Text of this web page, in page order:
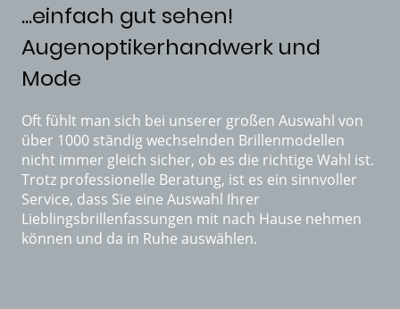
...einfach gut sehen!
Augenoptikerhandwerk und
Mode
Oft fühlt man sich bei unserer großen Auswahl von
über 1000 ständig wechselnden Brillenmodellen
nicht immer gleich sicher, ob es die richtige Wahl ist.
Trotz professionelle Beratung, ist es ein sinnvoller
Service, dass Sie eine Auswahl Ihrer
Lieblingsbrillenfassungen mit nach Hause nehmen
können und da in Ruhe auswählen.